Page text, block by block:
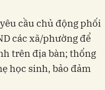
cầu chủ động phối
các xã/phường để
trên địa bàn; thống
học sinh, bảo đảm